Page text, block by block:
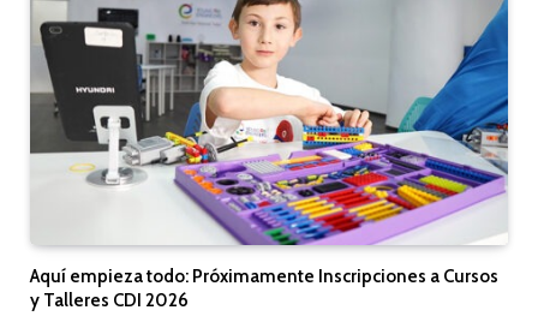
Aquí empieza todo: Próximamente Inscripciones a Cursos
y Talleres CDI 2026